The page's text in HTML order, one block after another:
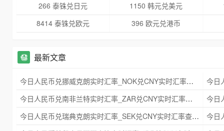
266 泰铢兑日元
1150 韩元兑美元
8414 泰铢兑欧元
396 欧元兑港币
最新文章
今日人民币兑挪威克朗实时汇率_NOK兑CNY实时汇率查询 2025年09月21日
今日人民币兑南非兰特实时汇率_ZAR兑CNY实时汇率查询 2025年09月21日
今日人民币兑瑞典克朗实时汇率_SEK兑CNY实时汇率查询 2025年09月21日